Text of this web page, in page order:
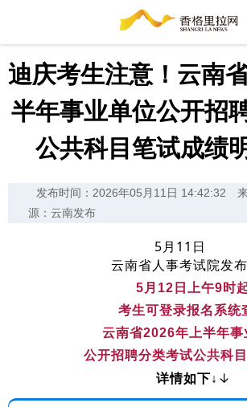
迪庆考生注意！云南
半年事业单位公开招
公共科目笔试成绩
发布时间：2026年05月11日 14:42:32
源：云南发布
5月11日
云南省人事考试院发
5月12日上午9时
考生可登录报名系统
云南省2026年上半年事
公开招聘分类考试公共科
详情如下↓ ↓